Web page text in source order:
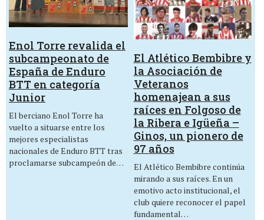
Enol Torre revalida el
subcampeonato de
España de Enduro
BTT en categoría
Junior
El berciano Enol Torre ha
vuelto a situarse entre los
mejores especialistas
nacionales de Enduro BTT tras
proclamarse subcampeón de…
El Atlético Bembibre y
la Asociación de
Veteranos
homenajean a sus
raíces en Folgoso de
la Ribera e Igüeña –
Ginos, un pionero de
97 años
El Atlético Bembibre continúa
mirando a sus raíces. En un
emotivo acto institucional, el
club quiere reconocer el papel
fundamental…